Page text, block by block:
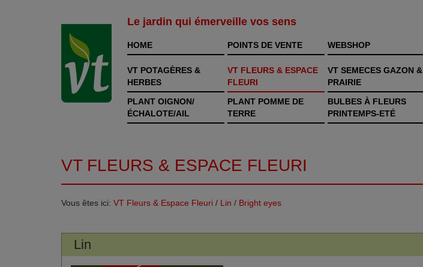
Le jardin qui émerveille vos sens
HOME POINTS DE VENTE WEBSHOP
VT POTAGÈRES &
HERBES
VT FLEURS & ESPACE
FLEURI
VT SEMECES GAZON &
PRAIRIE
PLANT OIGNON/
ÉCHALOTE/AIL
PLANT POMME DE
TERRE
BULBES À FLEURS
PRINTEMPS-ETÉ
VT FLEURS & ESPACE FLEURI
Vous êtes ici: VT Fleurs & Espace Fleuri / Lin / Bright eyes
Lin